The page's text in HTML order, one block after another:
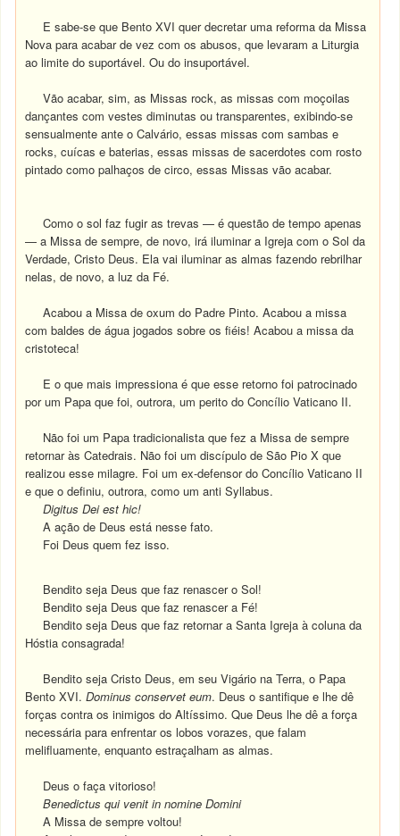
E sabe-se que Bento XVI quer decretar uma reforma da Missa
Nova para acabar de vez com os abusos, que levaram a Liturgia
ao limite do suportável. Ou do insuportável.
Vão acabar, sim, as Missas rock, as missas com moçoilas
dançantes com vestes diminutas ou transparentes, exibindo-se
sensualmente ante o Calvário, essas missas com sambas e
rocks, cuícas e baterias, essas missas de sacerdotes com rosto
pintado como palhaços de circo, essas Missas vão acabar.
Como o sol faz fugir as trevas — é questão de tempo apenas
— a Missa de sempre, de novo, irá iluminar a Igreja com o Sol da
Verdade, Cristo Deus. Ela vai iluminar as almas fazendo rebrilhar
nelas, de novo, a luz da Fé.
Acabou a Missa de oxum do Padre Pinto. Acabou a missa
com baldes de água jogados sobre os fiéis! Acabou a missa da
cristoteca!
E o que mais impressiona é que esse retorno foi patrocinado
por um Papa que foi, outrora, um perito do Concílio Vaticano II.
Não foi um Papa tradicionalista que fez a Missa de sempre
retornar às Catedrais. Não foi um discípulo de São Pio X que
realizou esse milagre. Foi um ex-defensor do Concílio Vaticano II
e que o definiu, outrora, como um anti Syllabus.
Digitus Dei est hic!
A ação de Deus está nesse fato.
Foi Deus quem fez isso.
Bendito seja Deus que faz renascer o Sol!
Bendito seja Deus que faz renascer a Fé!
Bendito seja Deus que faz retornar a Santa Igreja à coluna da
Hóstia consagrada!
Bendito seja Cristo Deus, em seu Vigário na Terra, o Papa
Bento XVI.Dominus conservet eum. Deus o santifique e lhe dê
forças contra os inimigos do Altíssimo. Que Deus lhe dê a força
necessária para enfrentar os lobos vorazes, que falam
melifluamente, enquanto estraçalham as almas.
Deus o faça vitorioso!
Benedictus qui venit in nomine Domini
A Missa de sempre voltou!